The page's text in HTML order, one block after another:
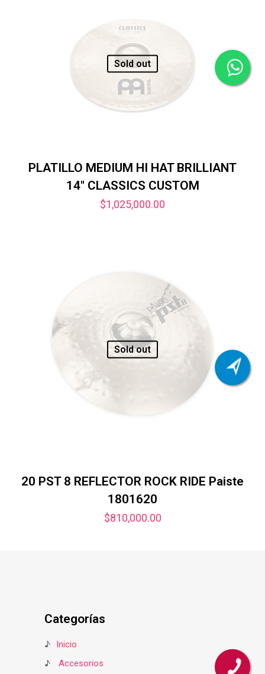
Sold out
PLATILLO MEDIUM HI HAT BRILLIANT
14″ CLASSICS CUSTOM
$1,025,000.00
Sold out
20 PST 8 REFLECTOR ROCK RIDE Paiste
1801620
$810,000.00
Categorías
♪
Inicio
♪
Accesorios